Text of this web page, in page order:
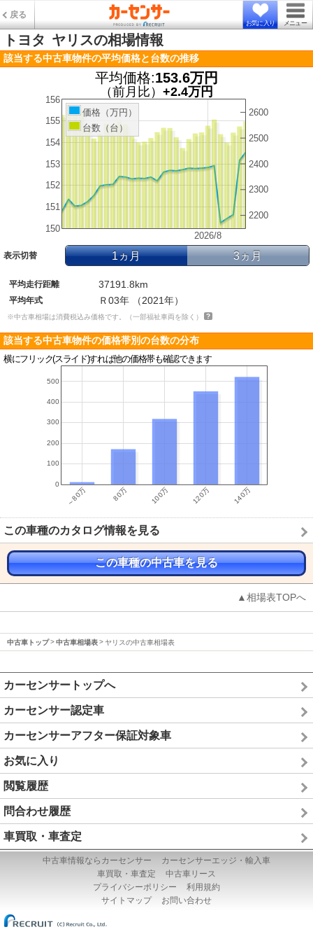
戻る
お気に入り メニュー
トヨタ ヤリスの相場情報
該当する中古車物件の平均価格と台数の推移
平均価格:153.6万円
（前月比） +2.4万円
2026/8
150
151
152
153
154
155
156
2200
2300
2400
2500
2600
価格（万円）
台数（台）
表示切替 1ヵ月 3ヵ月
平均走行距離 37191.8km
平均年式 Ｒ03年 （2021年）
※中古車相場は消費税込み価格です。（一部福祉車両を除く）
該当する中古車物件の価格帯別の台数の分布
横にフリック(スライド)すれば他の価格帯も確認できます
この車種のカタログ情報を見る
この車種の中古車を見る
▲相場表TOPへ
中古車トップ 中古車相場表 ヤリスの中古車相場表
カーセンサートップへ
カーセンサー認定車
カーセンサーアフター保証対象車
お気に入り
閲覧履歴
問合わせ履歴
車買取・車査定
中古車情報ならカーセンサー
カーセンサーエッジ・輸入車
車買取・車査定
中古車リース
プライバシーポリシー
利用規約
サイトマップ
お問い合わせ